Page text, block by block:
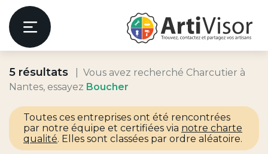
Artivisor
5 résultats
Vous avez recherché Charcutier à
Nantes, essayez Boucher
Toutes ces entreprises ont été rencontrées
par notre équipe et certifiées via notre charte
qualité. Elles sont classées par ordre aléatoire.
Menu